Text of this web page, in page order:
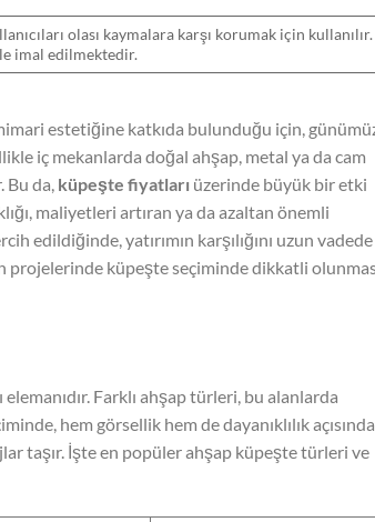
olası kaymalara karşı korumak için kullanılır.
imal edilmektedir.
estetiğine katkıda bulunduğu için,
iç mekanlarda doğal ahşap, metal ya da cam
da, küpeşte fiyatları üzerinde büyük bir etki
maliyetleri artıran ya da azaltan önemli
edildiğinde, yatırımın karşılığını uzun vadede
projelerinde küpeşte seçiminde dikkatli
Farklı ahşap türleri, bu alanlarda
hem görsellik hem de dayanıklılık
taşır. İşte en popüler ahşap küpeşte türleri ve